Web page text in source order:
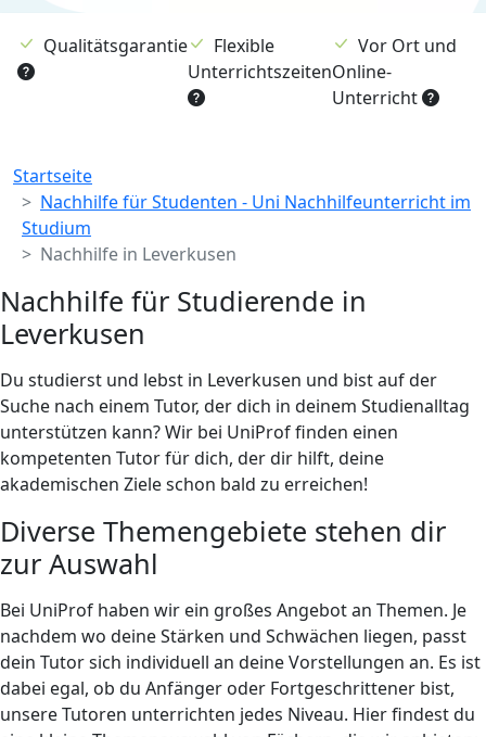
Qualitätsgarantie
Flexible
Unterrichtszeiten
Vor Ort und
Online-
Unterricht
Breadcrumb
Startseite
Nachhilfe für Studenten - Uni Nachhilfeunterricht im
Studium
Nachhilfe in Leverkusen
Nachhilfe für Studierende in
Leverkusen
Du studierst und lebst in Leverkusen und bist auf der
Suche nach einem Tutor, der dich in deinem Studienalltag
unterstützen kann? Wir bei UniProf finden einen
kompetenten Tutor für dich, der dir hilft, deine
akademischen Ziele schon bald zu erreichen!
Diverse Themengebiete stehen dir
zur Auswahl
Bei UniProf haben wir ein großes Angebot an Themen. Je
nachdem wo deine Stärken und Schwächen liegen, passt
dein Tutor sich individuell an deine Vorstellungen an. Es ist
dabei egal, ob du Anfänger oder Fortgeschrittener bist,
unsere Tutoren unterrichten jedes Niveau. Hier findest du